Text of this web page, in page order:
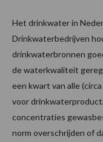
Het drinkwater in
Drinkwaterbedrijven
drinkwaterbronnen
de waterkwaliteit
een kwart van alle
voor
concentraties
norm overschrijden of